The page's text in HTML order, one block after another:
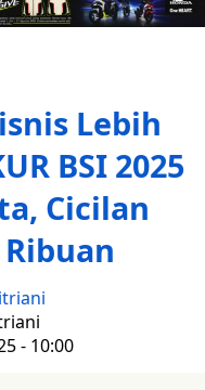
Lebih
BSI 2025
Cicilan
- 10:00